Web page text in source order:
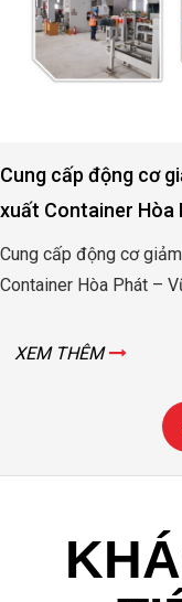
Cung cấp động cơ
xuất Container Hòa
Cung cấp động cơ
Container Hòa Phát –
XEM THÊM